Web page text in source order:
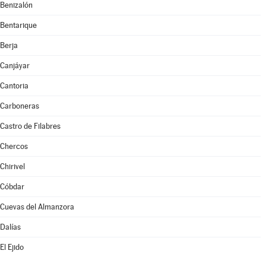
Benizalón
Bentarique
Berja
Canjáyar
Cantoria
Carboneras
Castro de Filabres
Chercos
Chirivel
Cóbdar
Cuevas del Almanzora
Dalías
El Ejido